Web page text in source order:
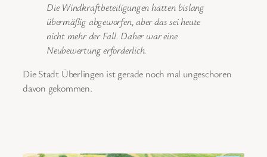
Die Windkraftbeteiligungen hatten bislang
übermäßig abgeworfen, aber das sei heute
nicht mehr der Fall. Daher war eine
Neubewertung erforderlich.
Die Stadt Überlingen ist gerade noch mal ungeschoren
davon gekommen.